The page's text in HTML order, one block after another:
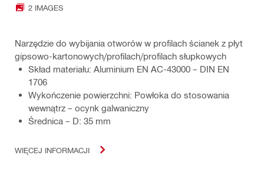
2 IMAGES
Narzędzie do wybijania otworów w profilach ścianek z płyt
gipsowo-kartonowych/profilach/profilach słupkowych
Skład materiału: Aluminium EN AC-43000 – DIN EN
1706
Wykończenie powierzchni: Powłoka do stosowania
wewnątrz – ocynk galwaniczny
Średnica – D: 35 mm
WIĘCEJ INFORMACJI